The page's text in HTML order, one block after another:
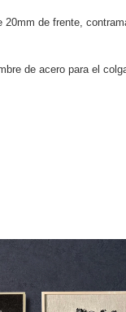
de frente,
de acero para el